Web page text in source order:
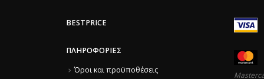
BESTPRICE
ΠΛΗΡΟΦΟΡΊΕΣ
Όροι και προϋποθέσεις